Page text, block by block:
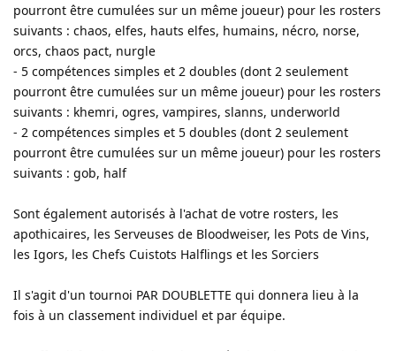
pourront être cumulées sur un même joueur) pour les rosters
suivants : chaos, elfes, hauts elfes, humains, nécro, norse,
orcs, chaos pact, nurgle
- 5 compétences simples et 2 doubles (dont 2 seulement
pourront être cumulées sur un même joueur) pour les rosters
suivants : khemri, ogres, vampires, slanns, underworld
- 2 compétences simples et 5 doubles (dont 2 seulement
pourront être cumulées sur un même joueur) pour les rosters
suivants : gob, half
Sont également autorisés à l'achat de votre rosters, les
apothicaires, les Serveuses de Bloodweiser, les Pots de Vins,
les Igors, les Chefs Cuistots Halflings et les Sorciers
Il s'agit d'un tournoi PAR DOUBLETTE qui donnera lieu à la
fois à un classement individuel et par équipe.